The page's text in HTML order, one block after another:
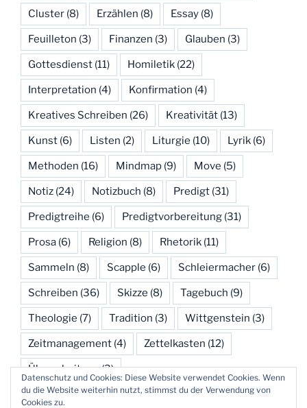
Cluster (8) Erzählen (8) Essay (8)
Feuilleton (3) Finanzen (3) Glauben (3)
Gottesdienst (11) Homiletik (22)
Interpretation (4) Konfirmation (4)
Kreatives Schreiben (26) Kreativität (13)
Kunst (6) Listen (2) Liturgie (10) Lyrik (6)
Methoden (16) Mindmap (9) Move (5)
Notiz (24) Notizbuch (8) Predigt (31)
Predigtreihe (6) Predigtvorbereitung (31)
Prosa (6) Religion (8) Rhetorik (11)
Sammeln (8) Scapple (6) Schleiermacher (6)
Schreiben (36) Skizze (8) Tagebuch (9)
Theologie (7) Tradition (3) Wittgenstein (3)
Zeitmanagement (4) Zettelkasten (12)
Überarbeitung(3)
Datenschutz und Cookies: Diese Website verwendet Cookies. Wenn
du die Website weiterhin nutzt, stimmst du der Verwendung von
Cookies zu.